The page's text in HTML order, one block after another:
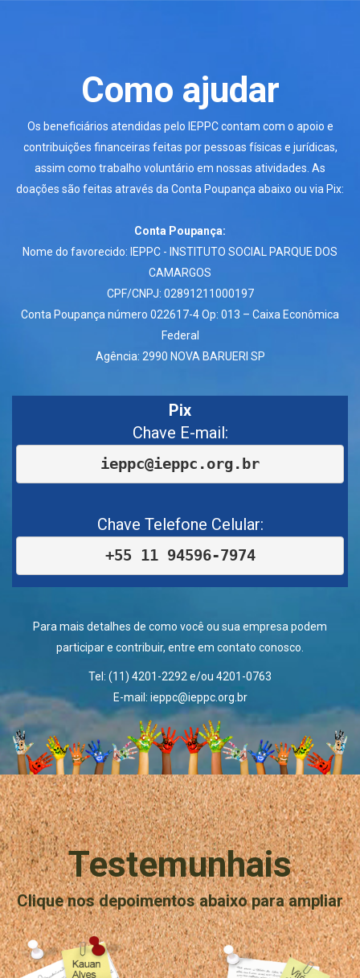
Como ajudar
Os beneficiários atendidas pelo IEPPC contam com o apoio e
contribuições financeiras feitas por pessoas físicas e jurídicas,
assim como trabalho voluntário em nossas atividades. As
doações são feitas através da Conta Poupança abaixo ou via Pix:
Conta Poupança:
Nome do favorecido: IEPPC - INSTITUTO SOCIAL PARQUE DOS
CAMARGOS
CPF/CNPJ: 02891211000197
Conta Poupança número 022617-4 Op: 013 – Caixa Econômica
Federal
Agência: 2990 NOVA BARUERI SP
Pix
Chave E-mail:
ieppc@ieppc.org.br
Chave Telefone Celular:
+55 11 94596-7974
Para mais detalhes de como você ou sua empresa podem
participar e contribuir, entre em contato conosco.
Tel: (11) 4201-2292 e/ou 4201-0763
E-mail: ieppc@ieppc.org.br
Testemunhais
Clique nos depoimentos abaixo para ampliar